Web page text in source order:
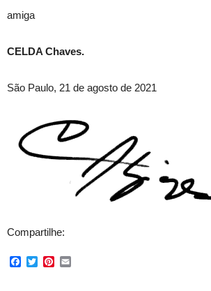
amiga
CELDA Chaves.
São Paulo, 21 de agosto de 2021
Compartilhe:
Facebook
TwitterPinterest